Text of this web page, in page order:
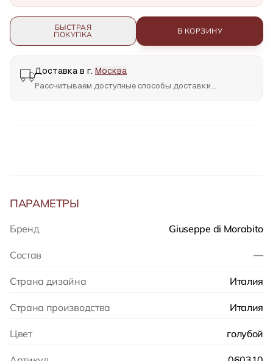
БЫСТРАЯ
ПОКУПКА
В КОРЗИНУ
Доставка в г. Москва
Рассчитываем доступные способы доставки...
ПАРАМЕТРЫ
Бренд Giuseppe di Morabito
Состав —
Страна дизайна Италия
Страна производства Италия
Цвет голубой